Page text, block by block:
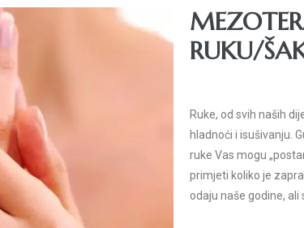
RUKU/
Ruke, od svih naših
hladnoći i isušivanju.
ruke Vas mogu
primjeti koliko je
odaju naše godine,